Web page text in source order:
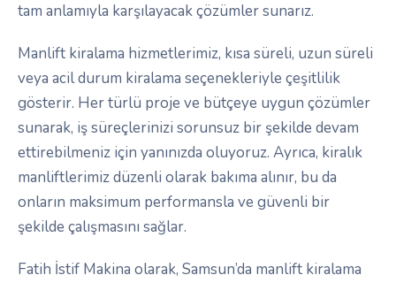
tam anlamıyla karşılayacak çözümler sunarız.
Manlift kiralama hizmetlerimiz, kısa süreli, uzun süreli
veya acil durum kiralama seçenekleriyle çeşitlilik
gösterir. Her türlü proje ve bütçeye uygun çözümler
sunarak, iş süreçlerinizi sorunsuz bir şekilde devam
ettirebilmeniz için yanınızda oluyoruz. Ayrıca, kiralık
manliftlerimiz düzenli olarak bakıma alınır, bu da
onların maksimum performansla ve güvenli bir
şekilde çalışmasını sağlar.
Fatih İstif Makina olarak, Samsun’da manlift kiralama